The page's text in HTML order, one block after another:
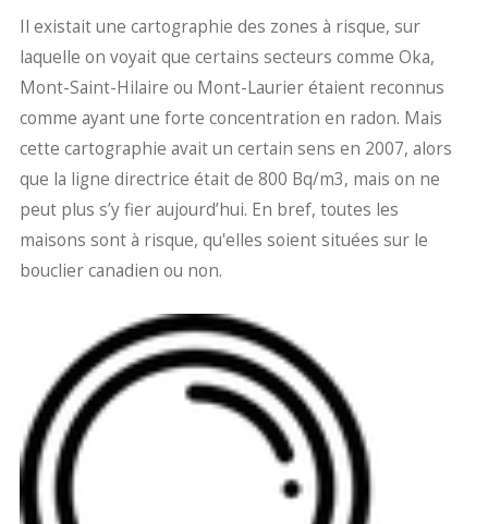
Il existait une cartographie des zones à risque, sur
laquelle on voyait que certains secteurs comme Oka,
Mont-Saint-Hilaire ou Mont-Laurier étaient reconnus
comme ayant une forte concentration en radon. Mais
cette cartographie avait un certain sens en 2007, alors
que la ligne directrice était de 800 Bq/m3, mais on ne
peut plus s’y fier aujourd’hui. En bref, toutes les
maisons sont à risque, qu'elles soient situées sur le
bouclier canadien ou non.